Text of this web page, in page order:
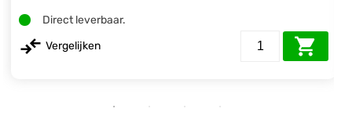
Direct leverbaar.
Vergelijken